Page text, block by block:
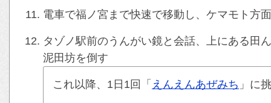
電車で福ノ宮まで快速で移動し、ケマモト方
タゾノ駅前のうんがい鏡と会話、上にある田
泥田坊を倒す
これ以降、1日1回「 えんえんあぜみち 」に